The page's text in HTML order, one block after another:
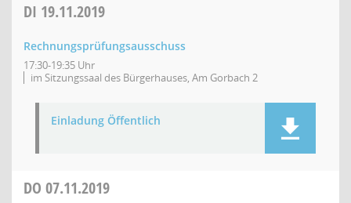
DI 19.11.2019
Rechnungsprüfungsausschuss
17:30-19:35 Uhr
im Sitzungssaal des Bürgerhauses, Am Gorbach 2
Einladung Öffentlich
DO 07.11.2019